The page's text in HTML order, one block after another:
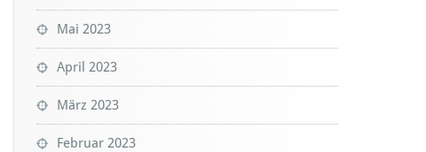
Mai 2023
April 2023
März 2023
Februar 2023